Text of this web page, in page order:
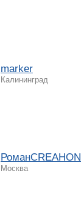
marker
Калининград
РоманCREAHON
Москва